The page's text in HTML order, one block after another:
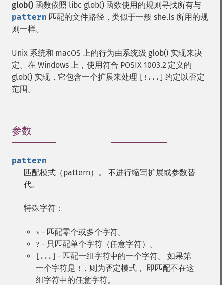
glob() 函数依照 libc glob() 函数使用的规则寻找所有与
pattern 匹配的文件路径，类似于一般 shells 所用的规
则一样。
Unix 系统和 macOS 上的行为由系统级 glob() 实现来决
定。在 Windows 上，使用符合 POSIX 1003.2 定义的
glob() 实现，它包含一个扩展来处理
[!...]
约定以否定
范围。
参数
pattern
匹配模式（pattern）。 不进行缩写扩展或参数替
代。
特殊字符：
* - 匹配零个或多个字符。
? - 只匹配单个字符（任意字符）。
[...]
- 匹配一组字符中的一个字符。 如果第
一个字符是 ! ，则为否定模式， 即匹配不在这
组字符中的任意字符。